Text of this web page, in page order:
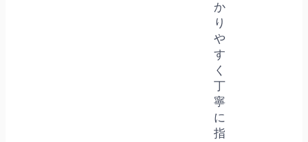
か
り
や
す
く
丁
寧
に
指